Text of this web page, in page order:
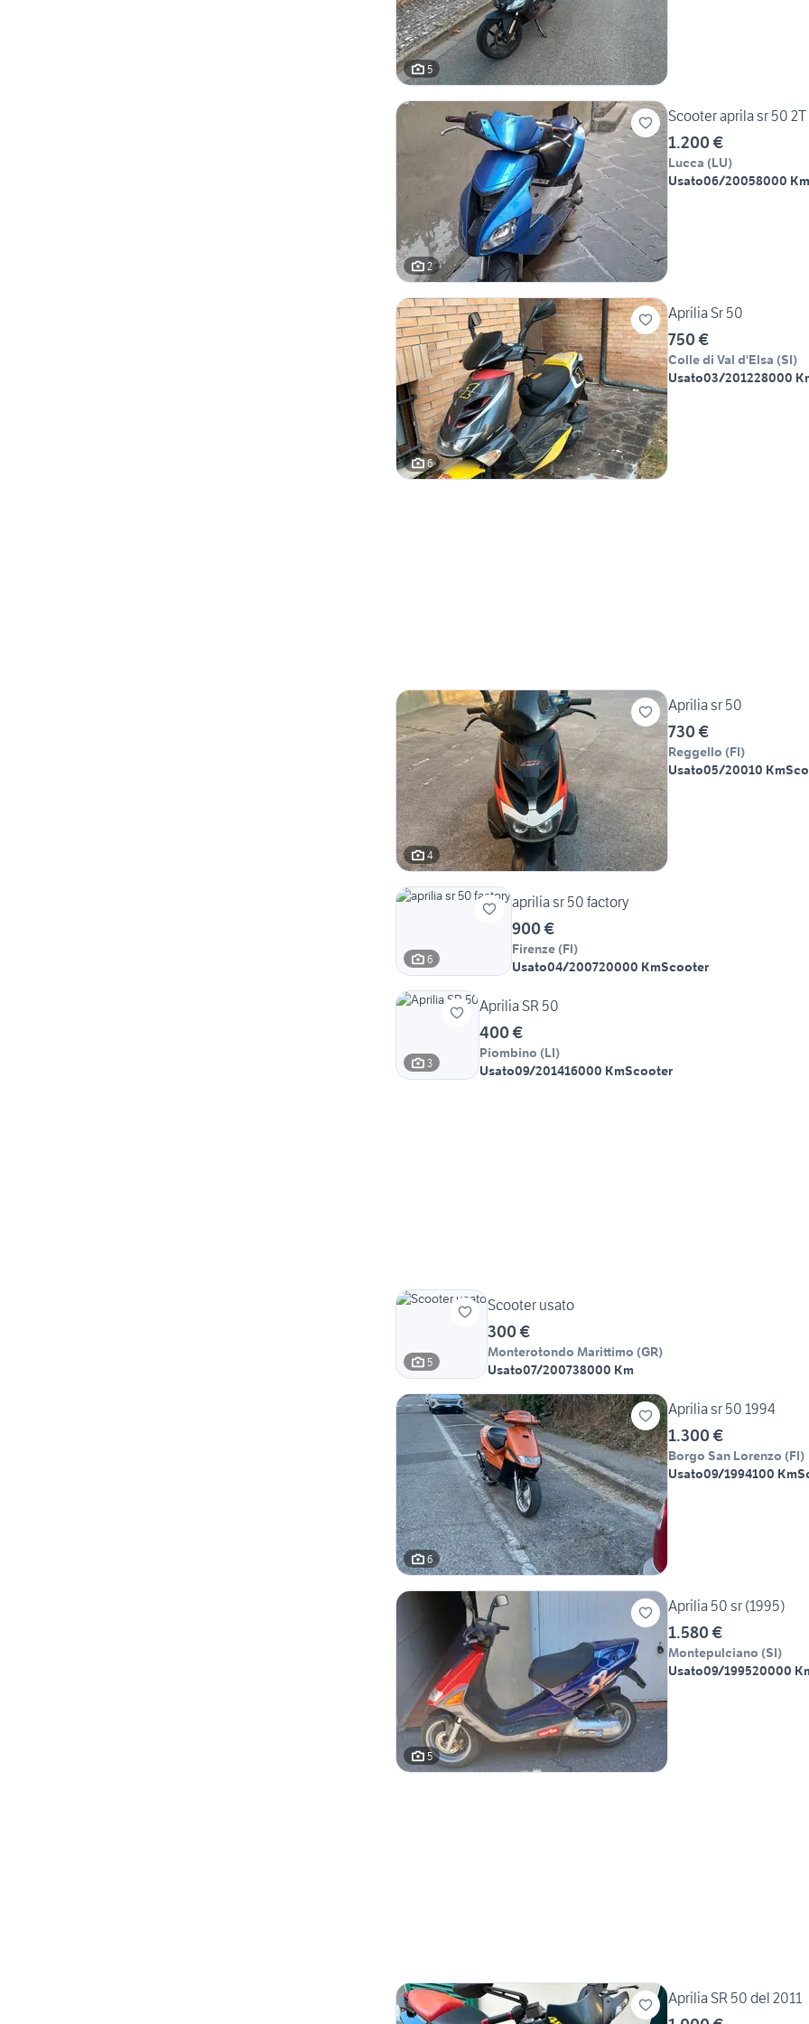
5
2
Scooter aprila sr 50 2T
1.200 €
Lucca (LU)
Usato06/20058000 Km
6
Aprilia Sr 50
750 €
Colle di Val d'Elsa (SI)
Usato03/201228000
4
Aprilia sr 50
730 €
Reggello (FI)
Usato05/20010 Km
6
aprilia sr 50 factory
900 €
Firenze (FI)
Usato04/200720000 KmScooter
3
Aprilia SR 50
400 €
Piombino (LI)
Usato09/201416000 KmScooter
5
Scooter usato
300 €
Monterotondo Marittimo (GR)
Usato07/200738000 Km
6
Aprilia sr 50 1994
1.300 €
Borgo San Lorenzo (FI)
Usato09/1994100 Km
5
Aprilia 50 sr (1995)
1.580 €
Montepulciano (SI)
Usato09/199520000
Aprilia SR 50 del 2011